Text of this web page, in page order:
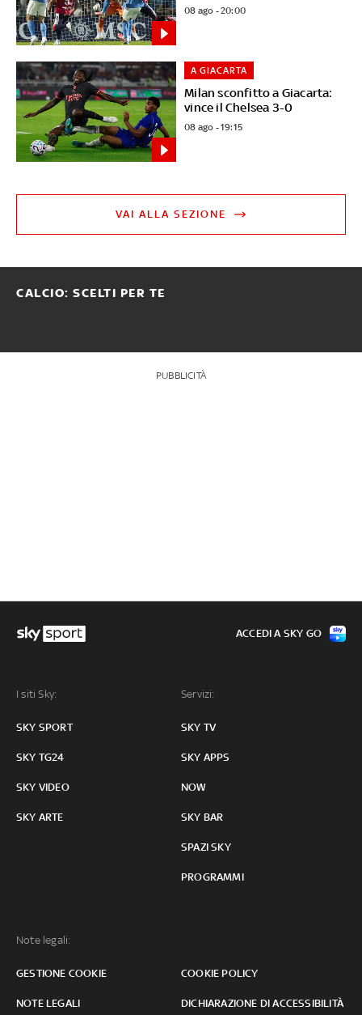
08 ago - 20:00
Milan sconfitto a Giacarta:
vince il Chelsea 3-0
A GIACARTA
08 ago - 19:15
VAI ALLA SEZIONE
CALCIO: SCELTI PER TE
PUBBLICITÀ
I siti Sky:
SKY SPORT
SKY TG24
SKY VIDEO
SKY ARTE
Servizi:
SKY TV
SKY APPS
NOW
SKY BAR
SPAZI SKY
PROGRAMMI
Note legali:
GESTIONE COOKIE COOKIE POLICY
NOTE LEGALI DICHIARAZIONE DI ACCESSIBILITÀ
ACCEDI A SKY GO